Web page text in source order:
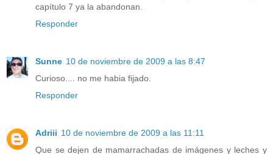
capítulo 7 ya la abandonan.
Responder
Sunne 10 de noviembre de 2009 a las 8:47
Curioso.... no me habia fijado.
Responder
Adriii 10 de noviembre de 2009 a las 11:11
Que se dejen de mamarrachadas de imágenes y leches y